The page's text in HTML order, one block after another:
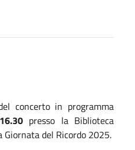
concerto in programma
presso la Biblioteca
del Ricordo 2025.